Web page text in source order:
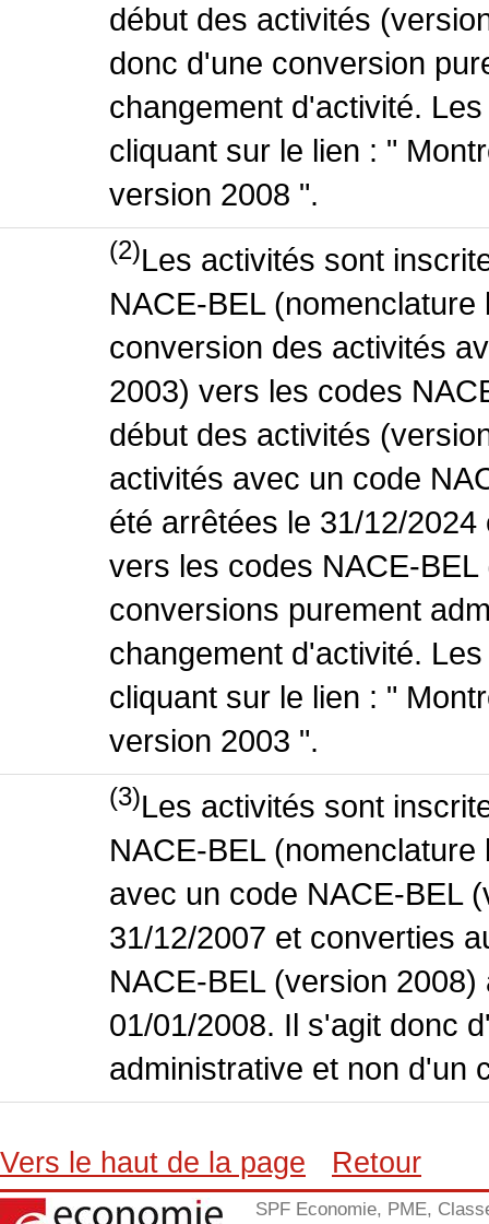
début des activités
donc d'une conversion
changement d'activité.
cliquant sur le lien : "
version 2008 ".
(2)Les activités sont
NACE-BEL
conversion des activités
2003) vers les codes
début des activités
activités avec un code
été arrêtées le 31/12/
vers les codes NACE-
conversions purement
changement d'activité.
cliquant sur le lien : "
version 2003 ".
(3)Les activités sont
NACE-BEL
avec un code NACE-BEL
31/12/2007 et converties
NACE-BEL (version
01/01/2008. Il s'agit donc
administrative et non d'un
Vers le haut de la page Retour
SPF Economie, PME,